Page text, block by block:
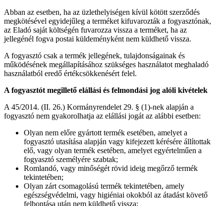
Abban az esetben, ha az üzlethelyiségen kívül kötött szerződés
megkötésével egyidejűleg a terméket kifuvarozták a fogyasztónak,
az Eladó saját költségén fuvarozza vissza a terméket, ha az
jellegénél fogva postai küldeményként nem küldhető vissza.
A fogyasztó csak a termék jellegének, tulajdonságainak és
működésének megállapításához szükséges használatot meghaladó
használatból eredő értékcsökkenésért felel.
A fogyasztót megillető elállási és felmondási jog alóli kivételek
A 45/2014. (II. 26.) Kormányrendelet 29. § (1)-nek alapján a
fogyasztó nem gyakorolhatja az elállási jogát az alábbi esetben:
Olyan nem előre gyártott termék esetében, amelyet a
fogyasztó utasítása alapján vagy kifejezett kérésére állítottak
elő, vagy olyan termék esetében, amelyet egyértelműen a
fogyasztó személyére szabtak;
Romlandó, vagy minőségét rövid ideig megőrző termék
tekintetében;
Olyan zárt csomagolású termék tekintetében, amely
egészségvédelmi, vagy higiéniai okokból az átadást követő
felbontása után nem küldhető vissza;